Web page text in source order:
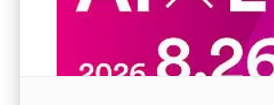
revico (740)